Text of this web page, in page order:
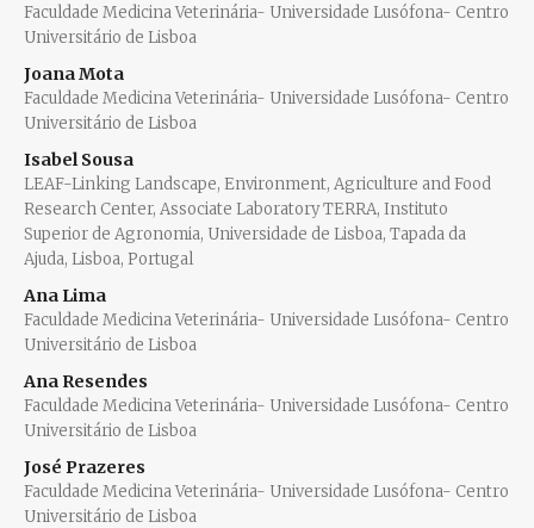
Faculdade Medicina Veterinária- Universidade Lusófona- Centro
Universitário de Lisboa
Joana Mota
Faculdade Medicina Veterinária- Universidade Lusófona- Centro
Universitário de Lisboa
Isabel Sousa
LEAF-Linking Landscape, Environment, Agriculture and Food
Research Center, Associate Laboratory TERRA, Instituto
Superior de Agronomia, Universidade de Lisboa, Tapada da
Ajuda, Lisboa, Portugal
Ana Lima
Faculdade Medicina Veterinária- Universidade Lusófona- Centro
Universitário de Lisboa
Ana Resendes
Faculdade Medicina Veterinária- Universidade Lusófona- Centro
Universitário de Lisboa
José Prazeres
Faculdade Medicina Veterinária- Universidade Lusófona- Centro
Universitário de Lisboa